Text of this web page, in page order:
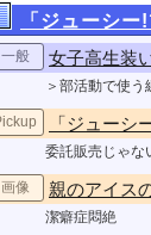
「ジューシ
一般 女子高生装
＞部活動で使
「ジュー
委託販売じゃな
画像 親のアイス
潔癖症悶絶